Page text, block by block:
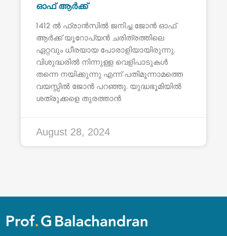
ഓഫ് ആർക്ക്
1412 ൽ ഫ്രാൻസിൽ ജനിച്ച ജോൻ ഓഫ്
ആർക്ക് യൂറോപ്യൻ ചരിത്രത്തിലെ
ഏറ്റവും ധീരയായ പോരാളിയായിരുന്നു.
വിശുദ്ധരിൽ നിന്നുള്ള വെളിപാടുകൾ
തന്നെ നയിക്കുന്നു എന്ന് പതിമൂന്നാമത്തെ
വയസ്സിൽ ജോൻ പറഞ്ഞു. യുദ്ധഭൂമിയിൽ
ശത്രുക്കളെ തുരത്താൻ
August 28, 2024